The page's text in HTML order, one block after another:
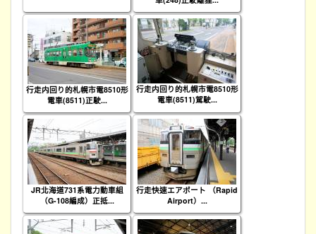
行走内回り的札幌市電8510形
電車(8511)正駛...
行走内回り的札幌市電8510形
電車(8511)駕駛...
JR北海道731系電力動車組
（G-108編成）正抵...
行走快速エアポート （Rapid
Airport）...